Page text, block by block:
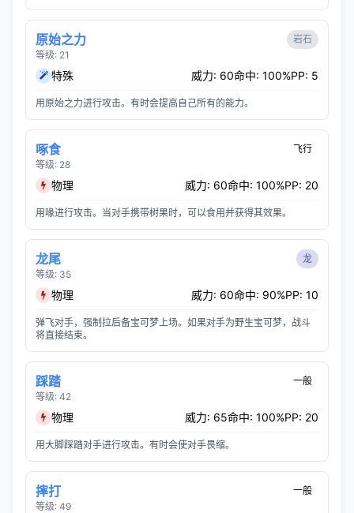
原始之力
等级: 21
岩石
特殊 威力: 60命中: 100%PP: 5
用原始之力进行攻击。有时会提高自己所有的能力。
啄食
等级: 28
飞行
物理 威力: 60命中: 100%PP: 20
用喙进行攻击。当对手携带树果时，可以食用并获得其效果。
龙尾
等级: 35
龙
物理 威力: 60命中: 90%PP: 10
弹飞对手，强制拉后备宝可梦上场。如果对手为野生宝可梦，战斗
将直接结束。
踩踏
等级: 42
一般
物理 威力: 65命中: 100%PP: 20
用大脚踩踏对手进行攻击。有时会使对手畏缩。
摔打
等级: 49
一般